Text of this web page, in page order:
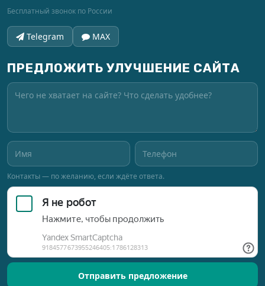
Бесплатный звонок по России
Telegram MAX
ПРЕДЛОЖИТЬ УЛУЧШЕНИЕ САЙТА
Контакты — по желанию, если ждёте ответа.
Отправить предложение